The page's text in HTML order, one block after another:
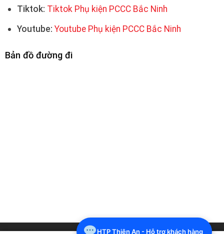
Tiktok: Tiktok Phụ kiện PCCC Bắc Ninh
Youtube: Youtube Phụ kiện PCCC Bắc Ninh
Bản đồ đường đi
Hotline: 0916627774
HTP Thiên An - Hỗ trợ khách hàng